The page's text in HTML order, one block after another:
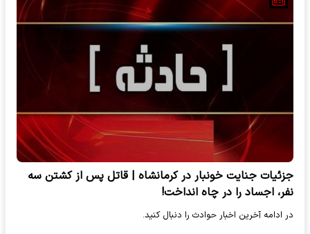
جزئیات جنایت خونبار در کرمانشاه | قاتل پس از کشتن سه
نفر، اجساد را در چاه انداخت!
در ادامه آخرین اخبار حوادث را دنبال کنید.